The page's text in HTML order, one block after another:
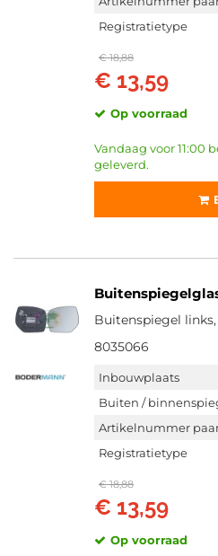
Registratietype
€ 18,88
€ 13,59
Op voorraad
Vandaag voor 11:00
geleverd.
Buitenspiegel
8035066
Inbouwplaats
Buiten /
Artikelnummer
Registratietype
€ 18,88
€ 13,59
Op voorraad